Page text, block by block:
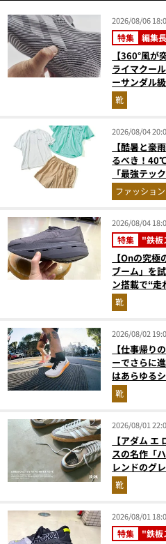
2026/08/06
特集 編集
【360°風
ライマクー
ーサンダル
『コレ買い
靴
2026/08/04
【酷暑と豪
るべき！
「最強テッ
ファッション
2026/08/04
特集 "鉄板
【Onの究
ブーム」を
ン搭載で“走
靴
2026/08/02
【仕事帰り
ーでさらに
はあらゆる
靴
2026/08/01
【アダム
スの名作「
レンドのグ
靴
2026/08/01
特集 "鉄板